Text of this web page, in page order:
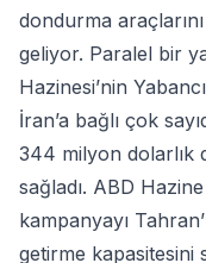
dondurma
geliyor. Paralel bir
Hazinesi’nin
İran’a bağlı çok
344 milyon dolarlık
sağladı. ABD
kampanyayı
getirme kapasitesini